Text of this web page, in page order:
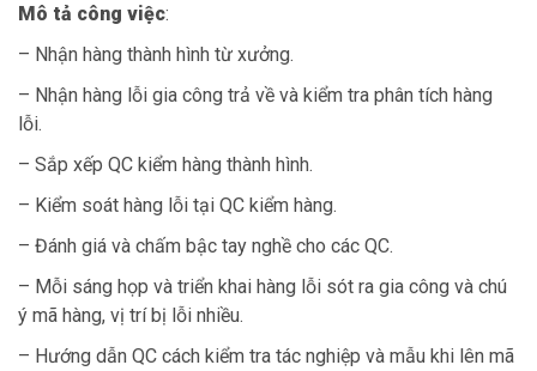
Mô tả công việc:
– Nhận hàng thành hình từ xưởng.
– Nhận hàng lỗi gia công trả về và kiểm tra phân tích hàng
lỗi.
– Sắp xếp QC kiểm hàng thành hình.
– Kiểm soát hàng lỗi tại QC kiểm hàng.
– Đánh giá và chấm bậc tay nghề cho các QC.
– Mỗi sáng họp và triển khai hàng lỗi sót ra gia công và chú
ý mã hàng, vị trí bị lỗi nhiều.
– Hướng dẫn QC cách kiểm tra tác nghiệp và mẫu khi lên mã